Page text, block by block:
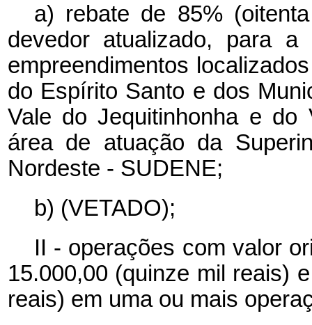
a) rebate de 85%
devedor atualizado, para
empreendimentos
do Espírito Santo e dos
Vale do Jequitinhonha e do
área de atuação da
Nordeste - SUDENE;
b) (VETADO);
II - operações com valor
15.000,00 (quinze mil reais)
reais) em uma ou mais